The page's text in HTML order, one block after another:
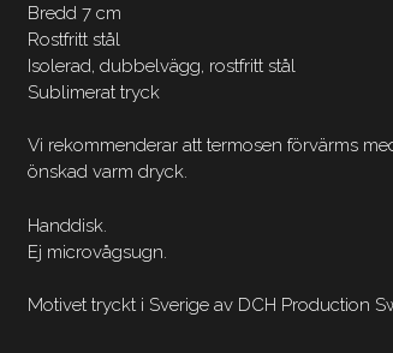
Bredd 7 cm
Rostfritt stål
Isolerad, dubbelvägg, rostfritt stål
Sublimerat tryck
Vi rekommenderar att termosen förvärms
önskad varm dryck.
Handdisk.
Ej microvågsugn.
Motivet tryckt i Sverige av DCH Production